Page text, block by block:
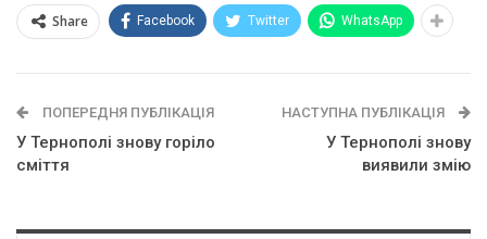
Share Facebook Twitter WhatsApp
ПОПЕРЕДНЯ ПУБЛІКАЦІЯ
У Тернополі знову горіло
сміття
НАСТУПНА ПУБЛІКАЦІЯ
У Тернополі знову
виявили змію